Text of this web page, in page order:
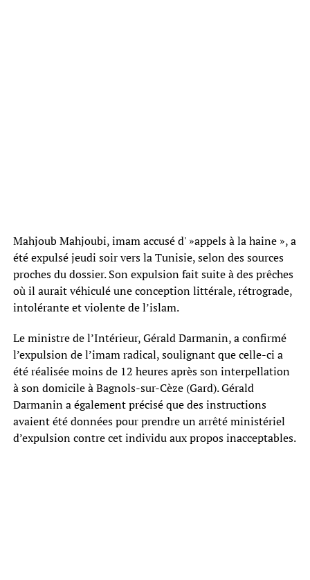
Mahjoub Mahjoubi, imam accusé d' »appels à la haine », a
été expulsé jeudi soir vers la Tunisie, selon des sources
proches du dossier. Son expulsion fait suite à des prêches
où il aurait véhiculé une conception littérale, rétrograde,
intolérante et violente de l’islam.
Le ministre de l’Intérieur, Gérald Darmanin, a confirmé
l’expulsion de l’imam radical, soulignant que celle-ci a
été réalisée moins de 12 heures après son interpellation
à son domicile à Bagnols-sur-Cèze (Gard). Gérald
Darmanin a également précisé que des instructions
avaient été données pour prendre un arrêté ministériel
d’expulsion contre cet individu aux propos inacceptables.